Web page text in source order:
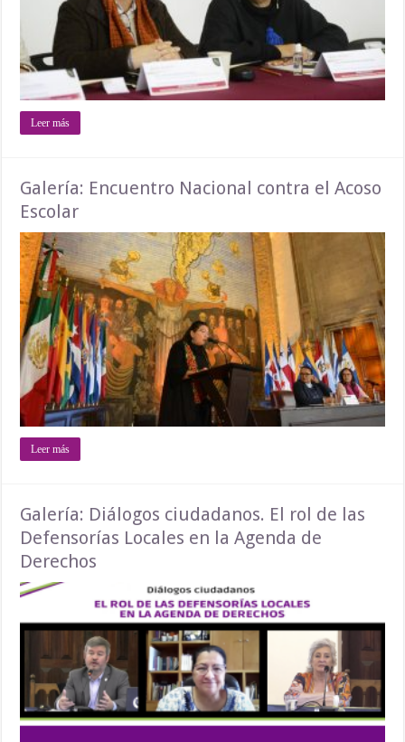
Leer más
Galería: Encuentro Nacional contra el Acoso
Escolar
Leer más
Galería: Diálogos ciudadanos. El rol de las
Defensorías Locales en la Agenda de
Derechos